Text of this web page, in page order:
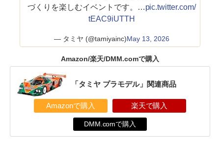
づくりを楽しむイベントです。…pic.twitter.com/
tEAC9iUTTH
— タミヤ (@tamiyainc)May 13, 2026
Amazon/楽天/DMM.comで購入
「タミヤ プラモデル」関連商品
Amazonで購入 楽天で購入
DMM.comで購入